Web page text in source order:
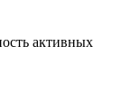
активных